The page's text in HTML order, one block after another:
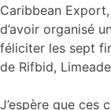
Caribbean
d’avoir organisé
féliciter les sept
de Rifbid,
J’espère que ces